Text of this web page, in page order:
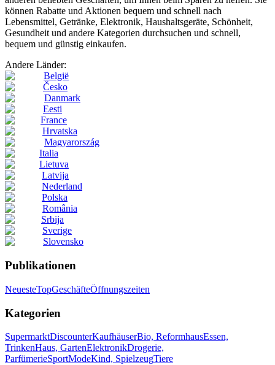
können Rabatte und Aktionen bequem und schnell nach
Lebensmittel, Getränke, Elektronik, Haushaltsgeräte, Schönheit,
Gesundheit und andere Kategorien durchsuchen und schnell,
bequem und günstig einkaufen.
Andere Länder:
België
Česko
Danmark
Eesti
France
Hrvatska
Magyarország
Italia
Lietuva
Latvija
Nederland
Polska
România
Srbija
Sverige
Slovensko
Publikationen
NeuesteTopGeschäfteÖffnungszeiten
Kategorien
SupermarktDiscounterKaufhäuserBio, ReformhausEssen,
TrinkenHaus, GartenElektronikDrogerie,
ParfümerieSportModeKind, SpielzeugTiere